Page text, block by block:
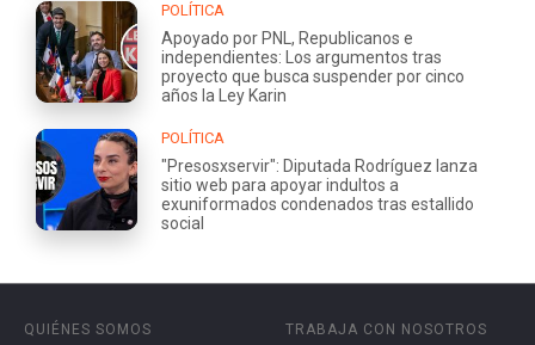
POLÍTICA
Apoyado por PNL, Republicanos e
independientes: Los argumentos tras
proyecto que busca suspender por cinco
años la Ley Karin
POLÍTICA
"Presosxservir": Diputada Rodríguez lanza
sitio web para apoyar indultos a
exuniformados condenados tras estallido
social
QUIÉNES SOMOS
TRABAJA CON NOSOTROS